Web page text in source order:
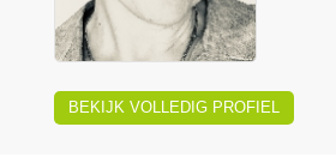
BEKIJK VOLLEDIG PROFIEL